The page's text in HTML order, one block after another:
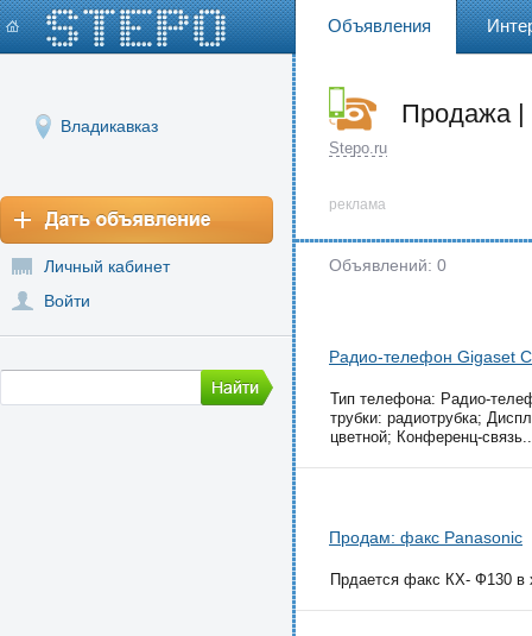
Объявления
Владикавказ
Личный кабинет
Войти
Продажа |
Stepo.ru
реклама
Объявлений: 0
Радио-телефон Gigaset
Тип телефона: Радио-
трубки: радиотрубка;
цветной; Конференц-
Продам: факс Panasonic
Прдается факс КХ- Ф130 в